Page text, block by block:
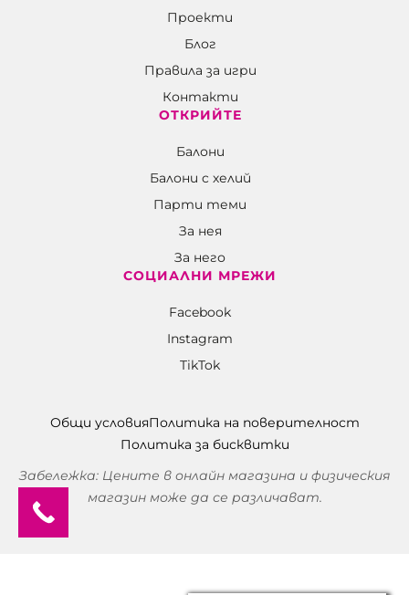
Проекти
Блог
Правила за игри
Контакти
ОТКРИЙТЕ
Балони
Балони c хелий
Парти теми
За нея
За него
СОЦИАЛНИ МРЕЖИ
Facebook
Instagram
TikTok
Общи условияПолитика на поверителност
Политика за бисквитки
Забележка: Цените в онлайн магазина и физическия
магазин може да се различават.